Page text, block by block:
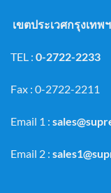
เขตประเวศกรุงเทพ
TEL : 0-2722-2233
Fax : 0-2722-2211
Email 1 :
Email 2 :